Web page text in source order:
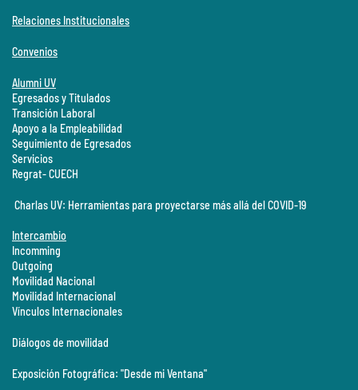
Relaciones Institucionales
Convenios
Alumni UV
Egresados y Titulados
Transición Laboral
Apoyo a la Empleabilidad
Seguimiento de Egresados
Servicios
Regrat- CUECH
Charlas UV: Herramientas para proyectarse más allá del COVID-19
Intercambio
Incomming
Outgoing
Movilidad Nacional
Movilidad Internacional
Vínculos Internacionales
Diálogos de movilidad
Exposición Fotográfica: "Desde mi Ventana"